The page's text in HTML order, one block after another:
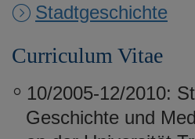
Stadtgeschichte
Curriculum Vitae
10/2005-12/2010:
Geschichte und